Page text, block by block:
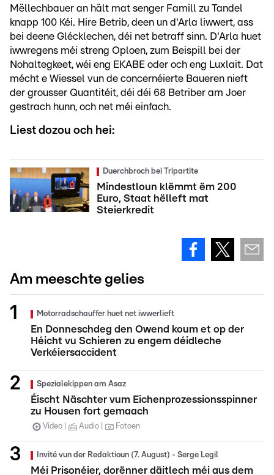
Mëllechbauer an hält mat senger Famill zu Tandel
knapp 100 Kéi. Hire Betrib, deen un d'Arla liwwert, ass
bei deene Glécklechen, déi net betraff sinn. D'Arla huet
iwwregens méi streng Oploen, zum Beispill bei der
Nohaltegkeet, wéi eng EKABE oder och eng Luxlait. Dat
mécht e Wiessel vun de concernéierte Baueren nieft
der grousser Quantitéit, déi déi 68 Betriber am Joer
gestrach hunn, och net méi einfach.
Liest dozou och hei:
Duerchbroch bei Tripartite
Mindestloun klëmmt ëm 200
Euro, Staat hëlleft mat
Steierkredit
Am meeschte gelies
Motorradschauffer huet net iwwerlieft
En Donneschdeg den Owend koum et op der
Héicht vu Schieren zu engem déidleche
Verkéiersaccident
Spezialekippen am Asaz
Éischt Näschter vum Eichenprozessionsspinner
zu Housen fort gemaach
Video Audio Fotoen
Invité vun der Redaktioun (7. August) - Serge Legil
Méi Prisonéier, dorënner däitlech méi aus dem